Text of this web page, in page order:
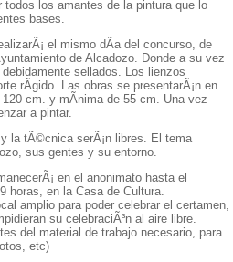
todos los amantes de la pintura que lo
bases.
el mismo dÃ­a del concurso, de
de Alcadozo. Donde a su vez
sellados. Los lienzos
rÃ­gido. Las obras se presentarÃ¡n en
cm. y mÃ­nima de 55 cm. Una vez
a pintar.
la tÃ©cnica serÃ¡n libres. El tema
sus gentes y su entorno.
en el anonimato hasta el
horas, en la Casa de Cultura.
amplio para poder celebrar el certamen,
su celebraciÃ³n al aire libre.
del material de trabajo necesario, para
etc)